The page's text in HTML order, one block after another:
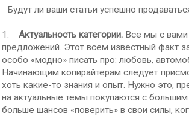
Будут ли ваши статьи успешно
1. Актуальность категории. Все мы с вами
предложений. Этот всем известный факт
особо «модно» писать про: любовь,
Начинающим копирайтерам следует
хоть какие-то знания и опыт. Нужно это,
на актуальные темы покупаются с
больше шансов «поверить» в свои силы,